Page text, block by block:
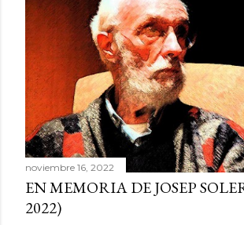
r
a
d
a
s
noviembre 16, 2022
EN MEMORIA DE JOSEP
2022)